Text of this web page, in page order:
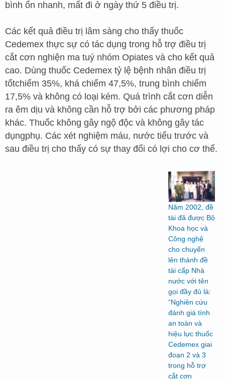
bình ổn nhanh, mất đi ở ngày thứ 5 điều trị.
Các kết quả điều trị lâm sàng cho thấy thuốc
Cedemex thực sự có tác dụng trong hỗ trợ điều trị
cắt cơn nghiện ma tuý nhóm Opiates và cho kết quả
cao. Dùng thuốc Cedemex tỷ lệ bệnh nhân điều trị
tốtchiếm 35%, khá chiếm 47,5%, trung bình chiếm
17,5% và không có loại kém. Quá trình cắt cơn diễn
ra êm dịu và không cần hỗ trợ bởi các phương pháp
khác. Thuốc không gây ngộ độc và không gây tác
dụngphụ. Các xét nghiệm máu, nước tiểu trước và
sau điều trị cho thấy có sự thay đổi có lợi cho cơ thể.
Năm 2002, đề
tài đã được Bộ
Khoa học và
Công nghệ
cho chuyển
lên thành đề
tài cấp Nhà
nước với tên
gọi đầy đủ là:
“Nghiên cứu
đánh giá tính
an toàn và
hiệu lực thuốc
Cedemex giai
đoạn 2 và 3
trong hỗ trợ
cắt cơn